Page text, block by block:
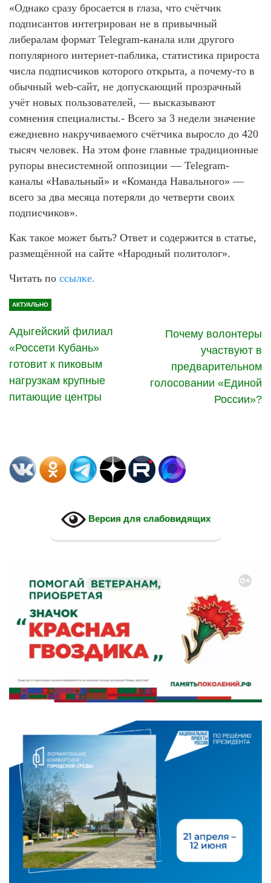
«Однако сразу бросается в глаза, что счётчик
подписантов интегрирован не в привычный
либералам формат Telegram-канала или другого
популярного интернет-паблика, статистика прироста
числа подписчиков которого открыта, а почему-то в
обычный web-сайт, не допускающий прозрачный
учёт новых пользователей, — высказывают
сомнения специалисты.- Всего за 3 недели значение
ежедневно накручиваемого счётчика выросло до 420
тысяч человек. На этом фоне главные традиционные
рупоры внесистемной оппозиции — Telegram-
каналы «Навальный» и «Команда Навального» —
всего за два месяца потеряли до четверти своих
подписчиков».
Как такое может быть? Ответ и содержится в статье,
размещённой на сайте «Народный политолог».
Читать по ссылке.
АКТУАЛЬНО
Адыгейский филиал
«Россети Кубань»
готовит к пиковым
нагрузкам крупные
питающие центры
Почему волонтеры
участвуют в
предварительном
голосовании «Единой
России»?
Версия для слабовидящих